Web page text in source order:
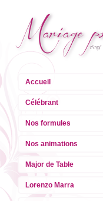
Accueil
Célébrant
Nos formules
Nos animations
Major de Table
Lorenzo Marra